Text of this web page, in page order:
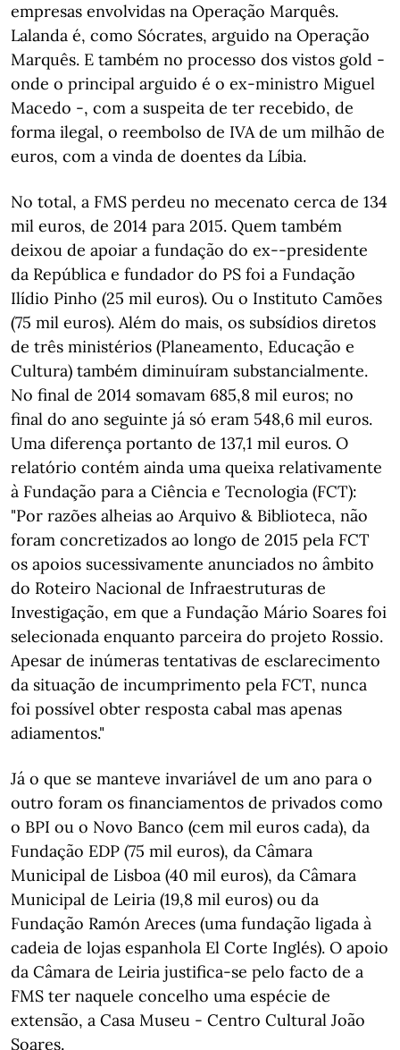
empresas envolvidas na Operação Marquês.
Lalanda é, como Sócrates, arguido na Operação
Marquês. E também no processo dos vistos gold -
onde o principal arguido é o ex-ministro Miguel
Macedo -, com a suspeita de ter recebido, de
forma ilegal, o reembolso de IVA de um milhão de
euros, com a vinda de doentes da Líbia.
No total, a FMS perdeu no mecenato cerca de 134
mil euros, de 2014 para 2015. Quem também
deixou de apoiar a fundação do ex--presidente
da República e fundador do PS foi a Fundação
Ilídio Pinho (25 mil euros). Ou o Instituto Camões
(75 mil euros). Além do mais, os subsídios diretos
de três ministérios (Planeamento, Educação e
Cultura) também diminuíram substancialmente.
No final de 2014 somavam 685,8 mil euros; no
final do ano seguinte já só eram 548,6 mil euros.
Uma diferença portanto de 137,1 mil euros. O
relatório contém ainda uma queixa relativamente
à Fundação para a Ciência e Tecnologia (FCT):
"Por razões alheias ao Arquivo & Biblioteca, não
foram concretizados ao longo de 2015 pela FCT
os apoios sucessivamente anunciados no âmbito
do Roteiro Nacional de Infraestruturas de
Investigação, em que a Fundação Mário Soares foi
selecionada enquanto parceira do projeto Rossio.
Apesar de inúmeras tentativas de esclarecimento
da situação de incumprimento pela FCT, nunca
foi possível obter resposta cabal mas apenas
adiamentos."
Já o que se manteve invariável de um ano para o
outro foram os financiamentos de privados como
o BPI ou o Novo Banco (cem mil euros cada), da
Fundação EDP (75 mil euros), da Câmara
Municipal de Lisboa (40 mil euros), da Câmara
Municipal de Leiria (19,8 mil euros) ou da
Fundação Ramón Areces (uma fundação ligada à
cadeia de lojas espanhola El Corte Inglés). O apoio
da Câmara de Leiria justifica-se pelo facto de a
FMS ter naquele concelho uma espécie de
extensão, a Casa Museu - Centro Cultural João
Soares.